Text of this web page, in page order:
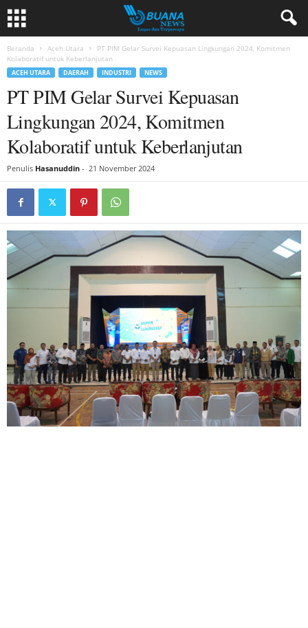
Beranda Aceh Utara
PT PIM Gelar Survei Kepuasan Lingkungan 2024, Komitmen
Kolaboratif untuk Keberlanjutan
ACEH UTARA DAERAH INDUSTRI NEWS
PT PIM Gelar Survei Kepuasan
Lingkungan 2024, Komitmen
Kolaboratif untuk Keberlanjutan
Penulis Hasanuddin - 21 November 2024